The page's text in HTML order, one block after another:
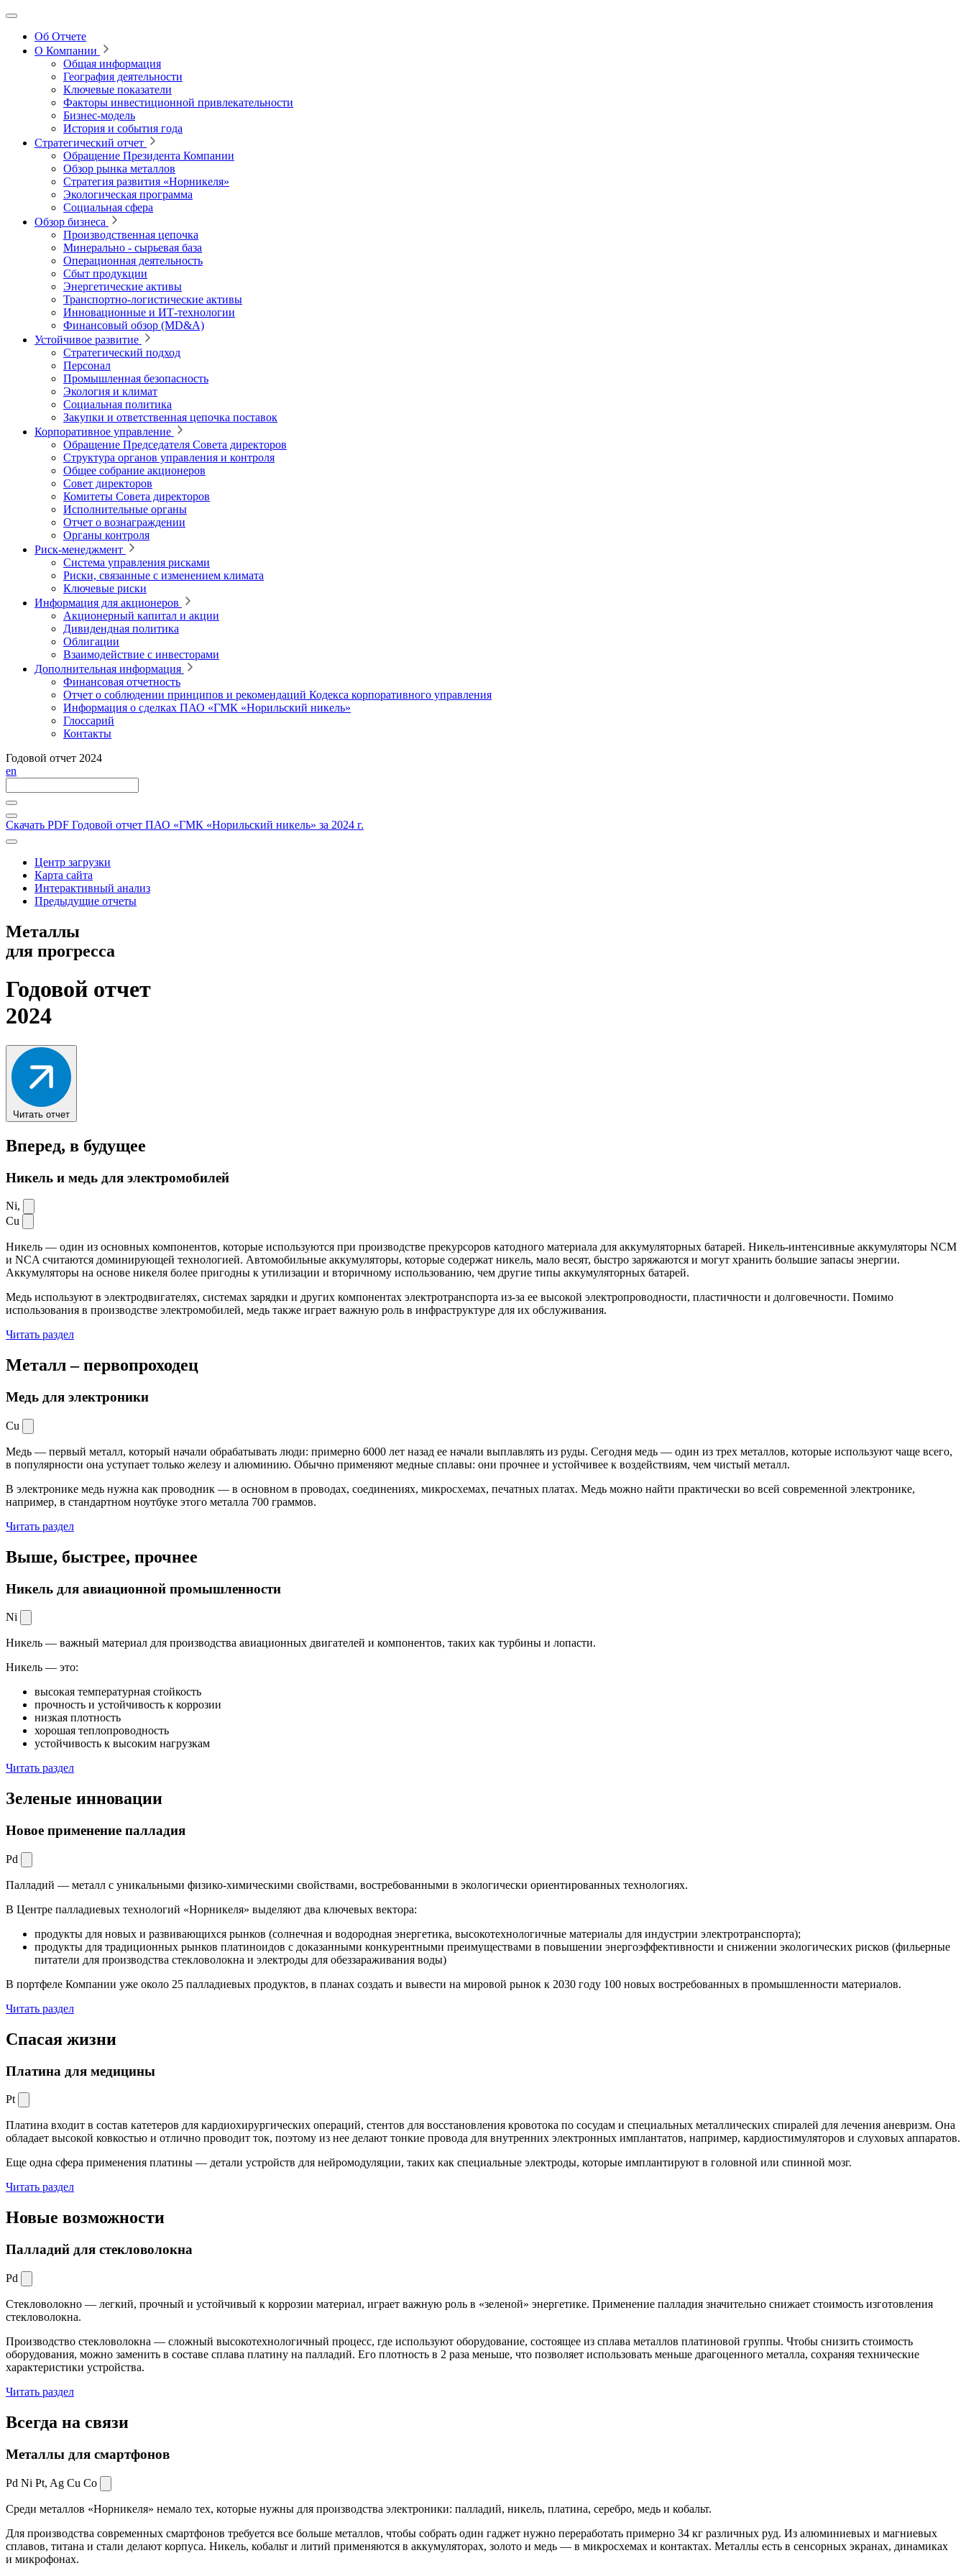
Об Отчете
О Компании
Общая информация
География деятельности
Ключевые показатели
Факторы инвестиционной привлекательности
Бизнес-модель
История и события года
Стратегический отчет
Обращение Президента Компании
Обзор рынка металлов
Стратегия развития «Норникеля»
Экологическая программа
Социальная сфера
Обзор бизнеса
Производственная цепочка
Минерально ‑ сырьевая база
Операционная деятельность
Сбыт продукции
Энергетические активы
Транспортно-логистические активы
Инновационные и ИТ‑технологии
Финансовый обзор (MD&A)
Устойчивое развитие
Стратегический подход
Персонал
Промышленная безопасность
Экология и климат
Социальная политика
Закупки и ответственная цепочка поставок
Корпоративное управление
Обращение Председателя Совета директоров
Структура органов управления и контроля
Общее собрание акционеров
Совет директоров
Комитеты Совета директоров
Исполнительные органы
Отчет о вознаграждении
Органы контроля
Риск-менеджмент
Система управления рисками
Риски, связанные с изменением климата
Ключевые риски
Информация для акционеров
Акционерный капитал и акции
Дивидендная политика
Облигации
Взаимодействие с инвесторами
Дополнительная информация
Финансовая отчетность
Отчет о соблюдении принципов и рекомендаций Кодекса корпоративного управления
Информация о сделках ПАО «ГМК «Норильский никель»
Глоссарий
Контакты
Годовой отчет 2024
en
Скачать PDF Годовой отчет ПАО «ГМК «Норильский никель» за 2024 г.
Центр загрузки
Карта сайта
Интерактивный анализ
Предыдущие отчеты
Металлы
для прогресса
Годовой отчет
2024
Читать отчет
Вперед, в будущее
Никель и медь для электромобилей
Ni,
Cu
Никель — один из основных компонентов, которые используются при производстве прекурсоров катодного материала для аккумуляторных батарей. Никель-интенсивные аккумуляторы NCM
и NCA считаются доминирующей технологией. Автомобильные аккумуляторы, которые содержат никель, мало весят, быстро заряжаются и могут хранить большие запасы энергии.
Аккумуляторы на основе никеля более пригодны к утилизации и вторичному использованию, чем другие типы аккумуляторных батарей.
Медь используют в электродвигателях, системах зарядки и других компонентах электротранспорта из-за ее высокой электропроводности, пластичности и долговечности. Помимо
использования в производстве электромобилей, медь также играет важную роль в инфраструктуре для их обслуживания.
Читать раздел
Металл –первопроходец
Медь для электроники
Cu
Медь — первый металл, который начали обрабатывать люди: примерно 6000 лет назад ее начали выплавлять из руды. Сегодня медь — один из трех металлов, которые используют чаще всего,
в популярности она уступает только железу и алюминию. Обычно применяют медные сплавы: они прочнее и устойчивее к воздействиям, чем чистый металл.
В электронике медь нужна как проводник — в основном в проводах, соединениях, микросхемах, печатных платах. Медь можно найти практически во всей современной электронике,
например, в стандартном ноутбуке этого металла 700 граммов.
Читать раздел
Выше, быстрее, прочнее
Никель для авиационной промышленности
Ni
Никель — важный материал для производства авиационных двигателей и компонентов, таких как турбины и лопасти.
Никель — это:
высокая температурная стойкость
прочность и устойчивость к коррозии
низкая плотность
хорошая теплопроводность
устойчивость к высоким нагрузкам
Читать раздел
Зеленые инновации
Новое применение палладия
Pd
Палладий — металл с уникальными физико-химическими свойствами, востребованными в экологически ориентированных технологиях.
В Центре палладиевых технологий «Норникеля» выделяют два ключевых вектора:
продукты для новых и развивающихся рынков (солнечная и водородная энергетика, высокотехнологичные материалы для индустрии электротранспорта);
продукты для традиционных рынков платиноидов с доказанными конкурентными преимуществами в повышении энергоэффективности и снижении экологических рисков (фильерные
питатели для производства стекловолокна и электроды для обеззараживания воды)
В портфеле Компании уже около 25 палладиевых продуктов, в планах создать и вывести на мировой рынок к 2030 году 100 новых востребованных в промышленности материалов.
Читать раздел
Спасая жизни
Платина для медицины
Pt
Платина входит в состав катетеров для кардиохирургических операций, стентов для восстановления кровотока по сосудам и специальных металлических спиралей для лечения аневризм. Она
обладает высокой ковкостью и отлично проводит ток, поэтому из нее делают тонкие провода для внутренних электронных имплантатов, например, кардиостимуляторов и слуховых аппаратов.
Еще одна сфера применения платины — детали устройств для нейромодуляции, таких как специальные электроды, которые имплантируют в головной или спинной мозг.
Читать раздел
Новые возможности
Палладий для стекловолокна
Pd
Стекловолокно — легкий, прочный и устойчивый к коррозии материал, играет важную роль в «зеленой» энергетике. Применение палладия значительно снижает стоимость изготовления
стекловолокна.
Производство стекловолокна — сложный высокотехнологичный процесс, где используют оборудование, состоящее из сплава металлов платиновой группы. Чтобы снизить стоимость
оборудования, можно заменить в составе сплава платину на палладий. Его плотность в 2 раза меньше, что позволяет использовать меньше драгоценного металла, сохраняя технические
характеристики устройства.
Читать раздел
Всегда на связи
Металлы для смартфонов
Pd Ni Pt, Ag Cu Co
Среди металлов «Норникеля» немало тех, которые нужны для производства электроники: палладий, никель, платина, серебро, медь и кобальт.
Для производства современных смартфонов требуется все больше металлов, чтобы собрать один гаджет нужно переработать примерно 34 кг различных руд. Из алюминиевых и магниевых
сплавов, титана и стали делают корпуса. Никель, кобальт и литий применяются в аккумуляторах, золото и медь — в микросхемах и контактах. Металлы есть в сенсорных экранах, динамиках
и микрофонах.